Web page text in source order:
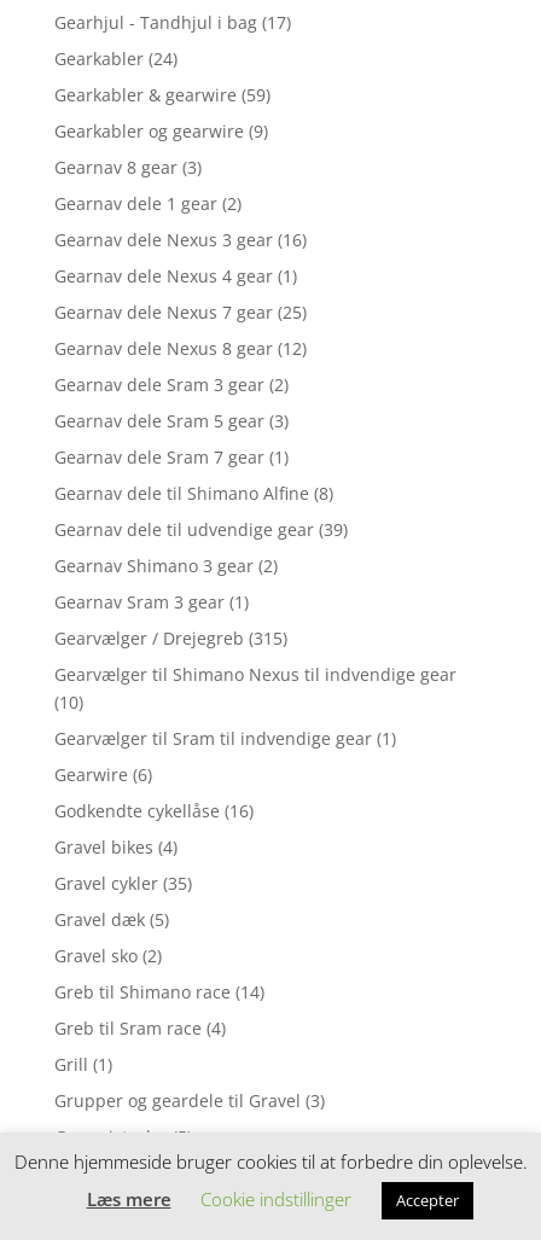
Gearhjul - Tandhjul i bag (17)
Gearkabler (24)
Gearkabler & gearwire (59)
Gearkabler og gearwire (9)
Gearnav 8 gear (3)
Gearnav dele 1 gear (2)
Gearnav dele Nexus 3 gear (16)
Gearnav dele Nexus 4 gear (1)
Gearnav dele Nexus 7 gear (25)
Gearnav dele Nexus 8 gear (12)
Gearnav dele Sram 3 gear (2)
Gearnav dele Sram 5 gear (3)
Gearnav dele Sram 7 gear (1)
Gearnav dele til Shimano Alfine (8)
Gearnav dele til udvendige gear (39)
Gearnav Shimano 3 gear (2)
Gearnav Sram 3 gear (1)
Gearvælger / Drejegreb (315)
Gearvælger til Shimano Nexus til indvendige gear
(10)
Gearvælger til Sram til indvendige gear (1)
Gearwire (6)
Godkendte cykellåse (16)
Gravel bikes (4)
Gravel cykler (35)
Gravel dæk (5)
Gravel sko (2)
Greb til Shimano race (14)
Greb til Sram race (4)
Grill (1)
Grupper og geardele til Gravel (3)
Gummistøvler
(5)
Halsedisser (29)
Hånd- og Fodvarmere (1)
Denne hjemmeside bruger cookies til at forbedre din oplevelse.
Læs mere
Cookie indstillinger Accepter